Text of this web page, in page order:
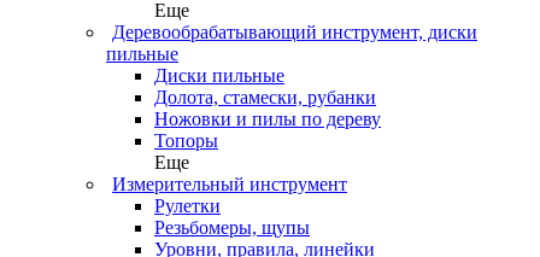
Еще
Деревообрабатывающий инструмент, диски
пильные
Диски пильные
Долота, стамески, рубанки
Ножовки и пилы по дереву
Топоры
Еще
Измерительный инструмент
Рулетки
Резьбомеры, щупы
Уровни, правила, линейки